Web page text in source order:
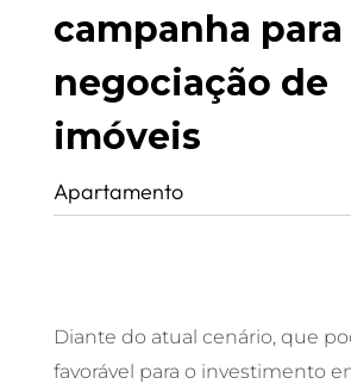
campanha para
negociação de
imóveis
Apartamento
Diante do atual cenário, que
favorável para o investimento